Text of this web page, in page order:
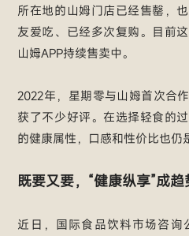
所在地的山姆门店已经售罄，
友爱吃、已经多次复购。目前
山姆APP持续售卖中。
2022年，星期零与山姆首次合
获了不少好评。在选择轻食的
的健康属性，口感和性价比也仍
既要又要，“健康纵享”成趋
近日，国际食品饮料市场咨询